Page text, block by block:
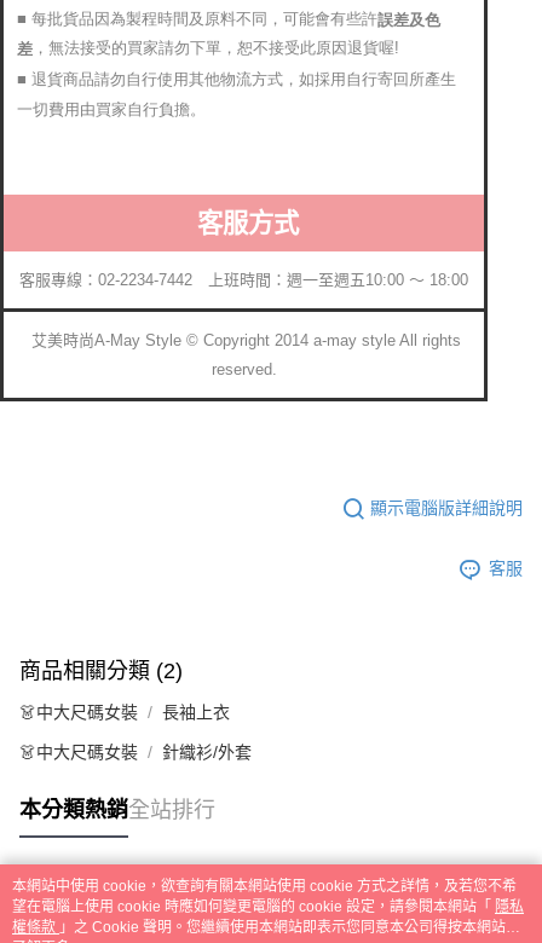
■ 每批貨品因為製程時間及原料不同，可能會有些許誤差及色
差 ，無法接受的買家請勿下單，恕不接受此原因退貨喔!
■ 退貨商品請勿自行使用其他物流方式，如採用自行寄回所產生
一切費用由買家自行負擔。
客服方式
客服專線：02-2234-7442 上班時間：週一至週五10:00 ～ 18:00
艾美時尚A-May Style © Copyright 2014 a-may style All rights
reserved.
顯示電腦版詳細說明
客服
商品相關分類 (2)
👗中大尺碼女裝 長袖上衣
👗中大尺碼女裝 針織衫/外套
本分類熱銷全站排行
熱門標籤
本網站中使用 cookie，欲查詢有關本網站使用 cookie 方式之詳情，及若您不希
望在電腦上使用 cookie 時應如何變更電腦的 cookie 設定，請參閱本網站「 隱私
權條款 」之 Cookie 聲明。您繼續使用本網站即表示您同意本公司得按本網站使